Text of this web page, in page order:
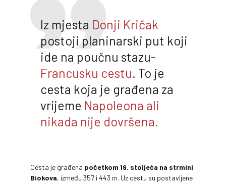
Iz mjesta Donji Kričak
postoji planinarski put koji
ide na poučnu stazu-
Francusku cestu. To je
cesta koja je građena za
vrijeme Napoleona ali
nikada nije dovršena.
Cesta je građena početkom 19. stoljeća na strmini
Biokova, između 357 i 443 m. Uz cestu su postavljene